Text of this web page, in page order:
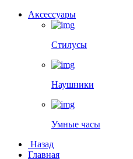
Аксессуары
Стилусы
Наушники
Умные часы
Назад
Главная